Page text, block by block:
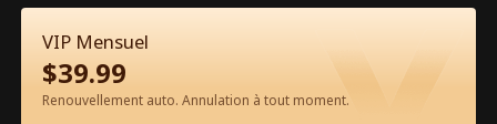
VIP Mensuel
$39.99
Renouvellement auto. Annulation à tout moment.